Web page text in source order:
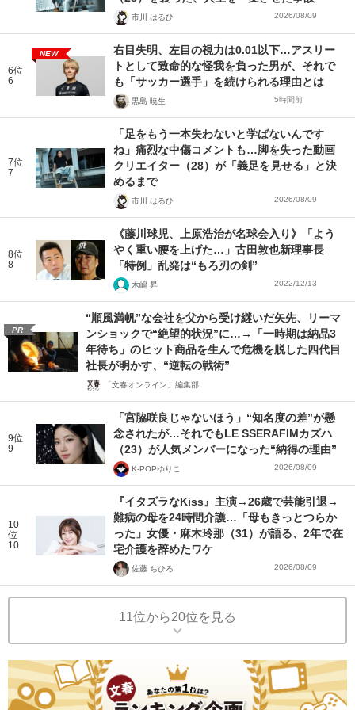
市川 はるひ 2026/08/09
6位
6
NEW
右目失明、左目の視力は0.01以下…アスリー
トとして致命的な怪我を負った男が、それで
も「サッカー選手」を続けられる理由とは
黒島 暁生 5時間前
7位
7
「足をもう一本失わないと学ばないんです
ね」痛烈な中傷コメントも…脚を失った動画
クリエイター（28）が「義足を見せる」と決
めるまで
市川 はるひ 2026/08/09
8位
8
《藤川球児、上原浩治が名球会入り》「よう
やく重い腰を上げた…」古田敦也新理事長
「特例」乱発は“もろ刃の剣”
木嶋 昇 2022/12/13
PR
“順風満帆”な会社を父から受け継いだ矢先、リーマ
ンショックで“絶望的状況”に…→「一時期は納品3
年待ち」のヒット商品を生んで危機を脱した四代目
社長が明かす、“逆転の戦術”
「文春オンライン」編集部
9位
9
「宮脇咲良じゃないほう」“知名度の差”が懸
念されたが…それでもLE SSERAFIMカズハ
（23）が人気メンバーになった“納得の理由”
K-POPゆりこ 2026/08/09
10
位
10
『イタズラなKiss』主演→26歳で芸能引退→
難病の母を24時間介護…「母もきっとつらか
った」女優・麻木玲那（31）が語る、2年で在
宅介護を辞めたワケ
佐藤 ちひろ 2026/08/09
11位から20位を見る